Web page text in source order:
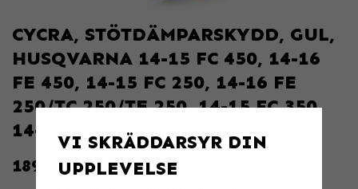
CYCRA, STÖTDÄMPARSKYDD, GUL,
HUSQVARNA 14-15 FC 450, 14-16
FE 450, 14-15 FC 250, 14-16 FE
250/TC 250/TE 250, 14-15 FC 350,
14-16
189 KR
VI SKRÄDDARSYR DIN
UPPLEVELSE